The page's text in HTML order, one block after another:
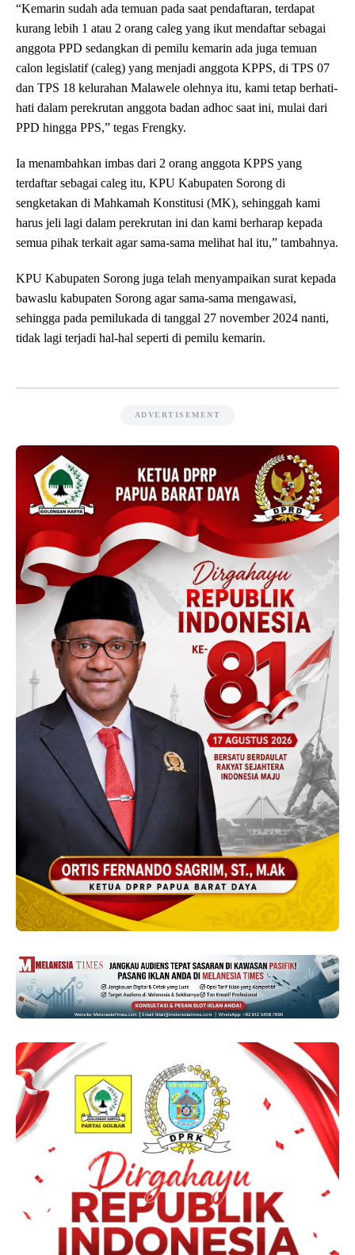
“Kemarin sudah ada temuan pada saat pendaftaran, terdapat
kurang lebih 1 atau 2 orang caleg yang ikut mendaftar sebagai
anggota PPD sedangkan di pemilu kemarin ada juga temuan
calon legislatif (caleg) yang menjadi anggota KPPS, di TPS 07
dan TPS 18 kelurahan Malawele olehnya itu, kami tetap berhati-
hati dalam perekrutan anggota badan adhoc saat ini, mulai dari
PPD hingga PPS,” tegas Frengky.
Ia menambahkan imbas dari 2 orang anggota KPPS yang
terdaftar sebagai caleg itu, KPU Kabupaten Sorong di
sengketakan di Mahkamah Konstitusi (MK), sehinggah kami
harus jeli lagi dalam perekrutan ini dan kami berharap kepada
semua pihak terkait agar sama-sama melihat hal itu,” tambahnya.
KPU Kabupaten Sorong juga telah menyampaikan surat kepada
bawaslu kabupaten Sorong agar sama-sama mengawasi,
sehingga pada pemilukada di tanggal 27 november 2024 nanti,
tidak lagi terjadi hal-hal seperti di pemilu kemarin.
ADVERTISEMENT